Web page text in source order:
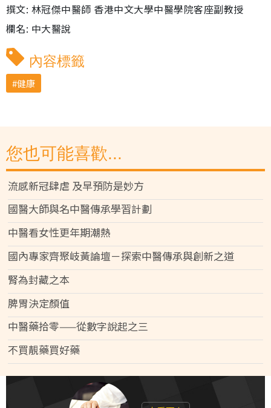
撰文: 林冠傑中醫師 香港中文大學中醫學院客座副教授
欄名: 中大醫說
內容標籤
健康
您也可能喜歡...
流感新冠肆虐 及早預防是妙方
國醫大師與名中醫傳承學習計劃
中醫看女性更年期潮熱
國內專家齊聚岐黃論壇－探索中醫傳承與創新之道
腎為封藏之本
脾胃決定顏值
中醫藥拾零——從數字說起之三
不買靚藥買好藥